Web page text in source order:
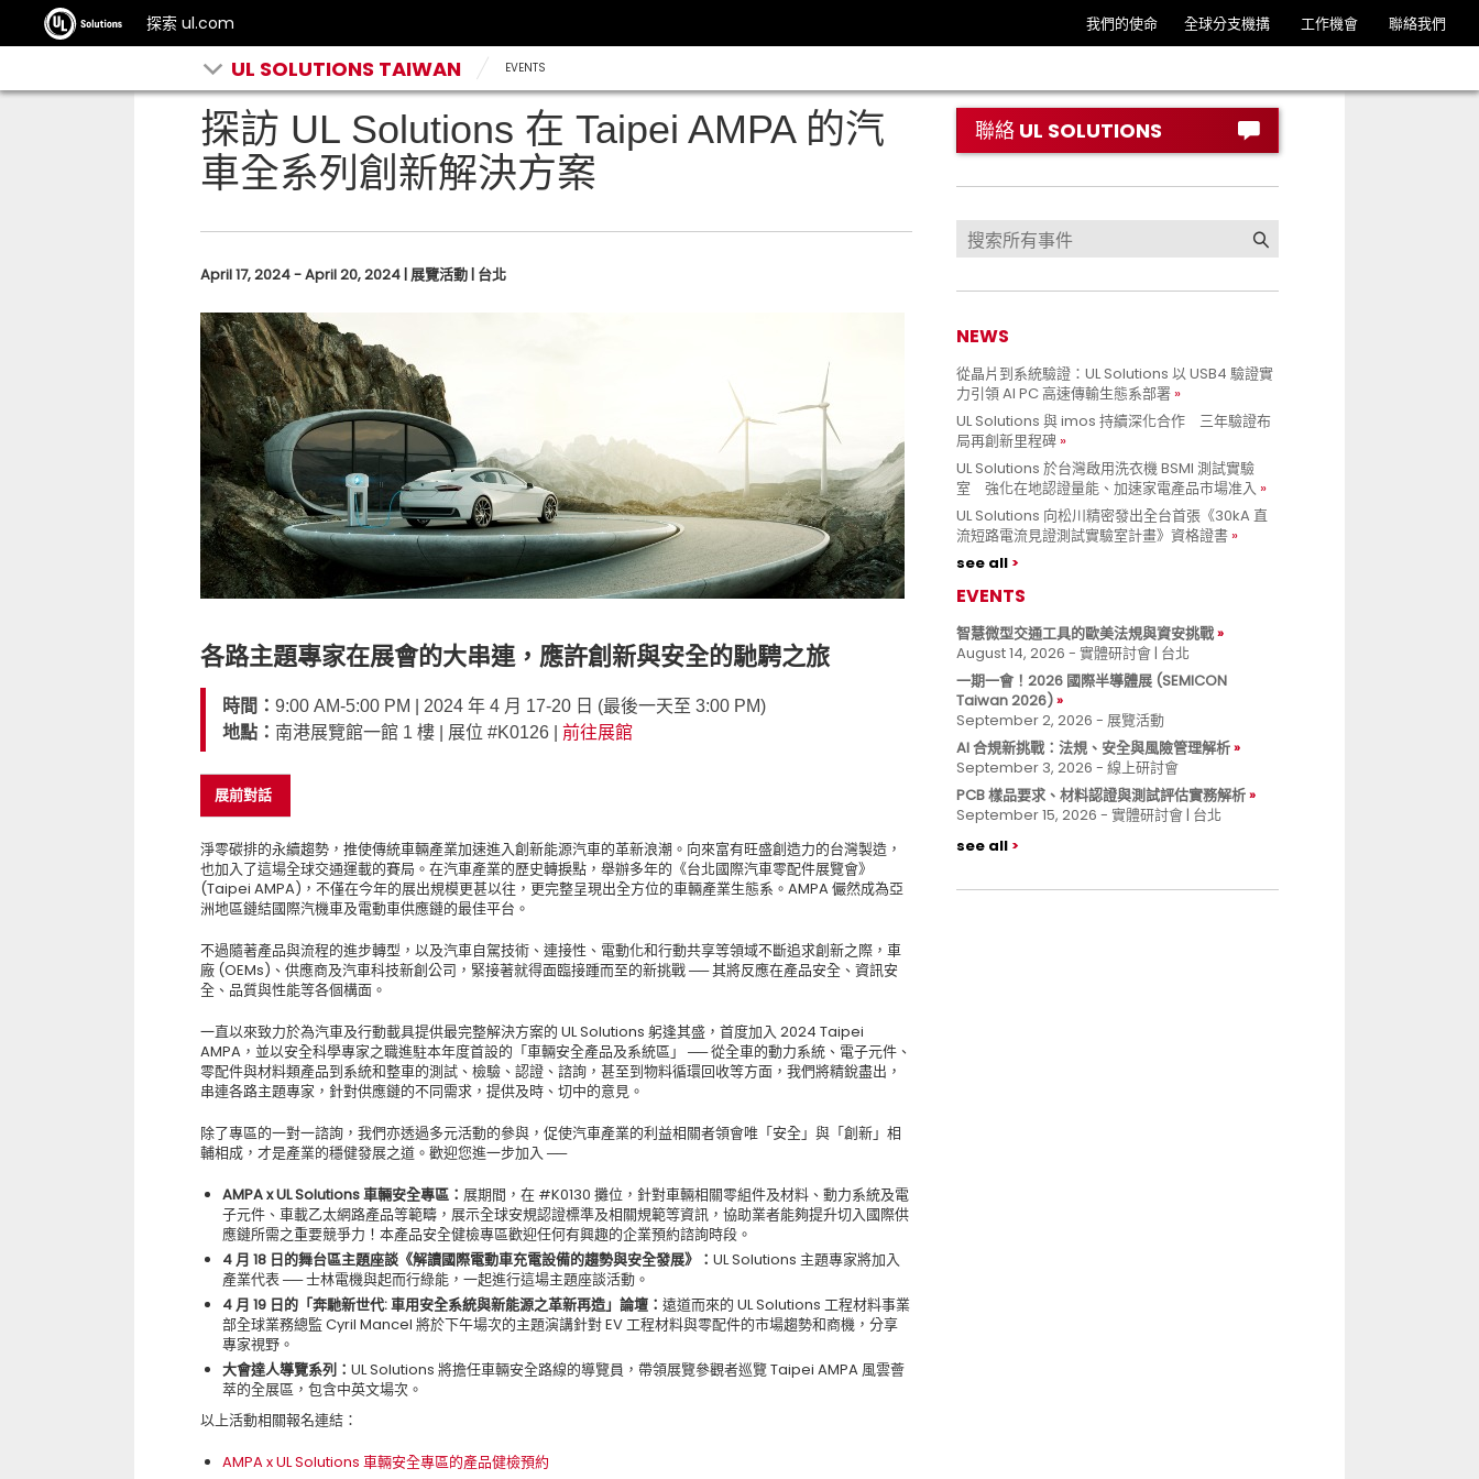
探索 ul.com 我們的使命 全球分支機搆 工作機會 聯絡我們
UL SOLUTIONS TAIWAN EVENTS
探訪 UL Solutions 在 Taipei AMPA 的汽
車全系列創新解決方案
April 17, 2024 - April 20, 2024 | 展覽活動 | 台北
各路主題專家在展會的大串連，應許創新與安全的馳騁之旅
時間： 9:00 AM-5:00 PM | 2024 年 4 月 17-20 日 (最後一天至 3:00 PM)
地點： 南港展覽館一館 1 樓 | 展位 #K0126 | 前往展館
展前對話
淨零碳排的永續趨勢，推使傳統車輛產業加速進入創新能源汽車的革新浪潮。向來富有旺盛創造力的台灣製造，
也加入了這場全球交通運載的賽局。在汽車產業的歷史轉捩點，舉辦多年的《台北國際汽車零配件展覽會》
(Taipei AMPA)，不僅在今年的展出規模更甚以往，更完整呈現出全方位的車輛產業生態系。AMPA 儼然成為亞
洲地區鏈結國際汽機車及電動車供應鏈的最佳平台。
不過隨著產品與流程的進步轉型，以及汽車自駕技術、連接性、電動化和行動共享等領域不斷追求創新之際，車
廠 (OEMs)、供應商及汽車科技新創公司，緊接著就得面臨接踵而至的新挑戰 ── 其將反應在產品安全、資訊安
全、品質與性能等各個構面。
一直以來致力於為汽車及行動載具提供最完整解決方案的 UL Solutions 躬逢其盛，首度加入 2024 Taipei
AMPA，並以安全科學專家之職進駐本年度首設的「車輛安全產品及系統區」 ── 從全車的動力系統、電子元件、
零配件與材料類產品到系統和整車的測試、檢驗、認證、諮詢，甚至到物料循環回收等方面，我們將精銳盡出，
串連各路主題專家，針對供應鏈的不同需求，提供及時、切中的意見。
除了專區的一對一諮詢，我們亦透過多元活動的參與，促使汽車產業的利益相關者領會唯「安全」與「創新」相
輔相成，才是產業的穩健發展之道。歡迎您進一步加入 ──
AMPA x UL Solutions 車輛安全專區： 展期間，在 #K0130 攤位，針對車輛相關零組件及材料、動力系統及電
子元件、車載乙太網路產品等範疇，展示全球安規認證標準及相關規範等資訊，協助業者能夠提升切入國際供
應鏈所需之重要競爭力！本產品安全健檢專區歡迎任何有興趣的企業預約諮詢時段。
4 月 18 日的舞台區主題座談《解讀國際電動車充電設備的趨勢與安全發展》： UL Solutions 主題專家將加入
產業代表 ── 士林電機與起而行綠能，一起進行這場主題座談活動。
4 月 19 日的「奔馳新世代: 車用安全系統與新能源之革新再造」論壇： 遠道而來的 UL Solutions 工程材料事業
部全球業務總監 Cyril Mancel 將於下午場次的主題演講針對 EV 工程材料與零配件的市場趨勢和商機，分享
專家視野。
大會達人導覽系列： UL Solutions 將擔任車輛安全路線的導覽員，帶領展覽參觀者巡覽 Taipei AMPA 風雲薈
萃的全展區，包含中英文場次。
以上活動相關報名連結：
AMPA x UL Solutions 車輛安全專區的產品健檢預約
聯絡 UL SOLUTIONS
NEWS
從晶片到系統驗證：UL Solutions 以 USB4 驗證實
力引領 AI PC 高速傳輸生態系部署
UL Solutions 與 imos 持續深化合作 三年驗證布
局再創新里程碑
UL Solutions 於台灣啟用洗衣機 BSMI 測試實驗
室 強化在地認證量能、加速家電產品市場准入
UL Solutions 向松川精密發出全台首張《30kA 直
流短路電流見證測試實驗室計畫》資格證書
see all
EVENTS
智慧微型交通工具的歐美法規與資安挑戰
August 14, 2026 - 實體研討會 | 台北
一期一會！2026 國際半導體展 (SEMICON
Taiwan 2026)
September 2, 2026 - 展覽活動
AI 合規新挑戰：法規、安全與風險管理解析
September 3, 2026 - 線上研討會
PCB 樣品要求、材料認證與測試評估實務解析
September 15, 2026 - 實體研討會 | 台北
see all